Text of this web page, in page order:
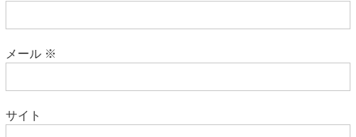
メール ※
サイト